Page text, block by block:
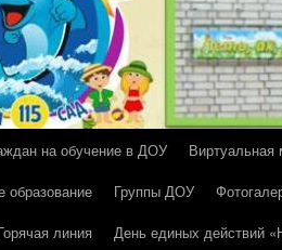
на обучение в ДОУ
Виртуальная
образование Группы ДОУ
линия День единых действий